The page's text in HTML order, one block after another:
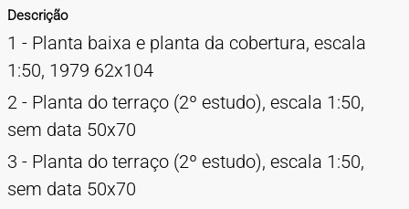
Descrição
1 - Planta baixa e planta da cobertura, escala
1:50, 1979 62x104
2 - Planta do terraço (2º estudo), escala 1:50,
sem data 50x70
3 - Planta do terraço (2º estudo), escala 1:50,
sem data 50x70